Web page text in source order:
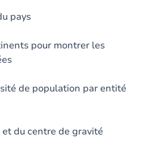
pays
pour montrer les
de population par entité
du centre de gravité